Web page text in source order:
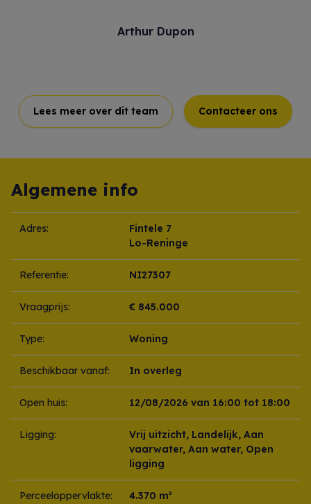
Arthur Dupon
Lees meer over dit team Contacteer ons
Algemene info
Adres:
Fintele 7
Lo-Reninge
Referentie: NI27307
Vraagprijs: € 845.000
Type: Woning
Beschikbaar vanaf: In overleg
Open huis: 12/08/2026 van 16:00 tot 18:00
Ligging:
Vrij uitzicht, Landelijk, Aan
vaarwater, Aan water, Open
ligging
Perceeloppervlakte: 4.370 m²